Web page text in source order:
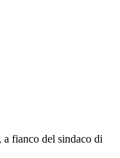
a fianco del sindaco di